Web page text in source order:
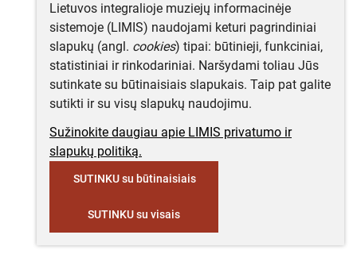
Lietuvos integralioje muziejų informacinėje
sistemoje (LIMIS) naudojami keturi pagrindiniai
slapukų (angl. cookies) tipai: būtinieji, funkciniai,
statistiniai ir rinkodariniai. Naršydami toliau Jūs
sutinkate su būtinaisiais slapukais. Taip pat galite
sutikti ir su visų slapukų naudojimu.
Sužinokite daugiau apie LIMIS privatumo ir
slapukų politiką.
SUTINKU su būtinaisiais
SUTINKU su visais